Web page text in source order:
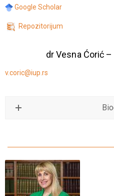
Google Scholar
Repozitorijum
dr Vesna Ćorić
v.coric@iup.rs